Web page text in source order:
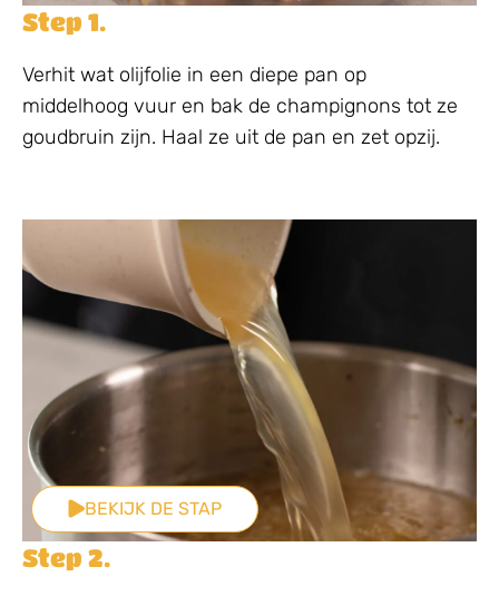
Step 1.
Verhit wat olijfolie in een diepe pan op
middelhoog vuur en bak de champignons tot ze
goudbruin zijn. Haal ze uit de pan en zet opzij.
BEKIJK DE STAP
Step 2.